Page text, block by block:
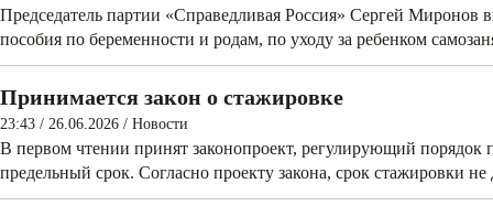
Председатель партии «Справедливая Россия» Сергей
пособия по беременности и родам, по уходу за ребенком
Принимается закон о стажировке
23:43 / 26.06.2026 / Новости
В первом чтении принят законопроект, регулирующий
предельный срок. Согласно проекту закона, срок стажировки